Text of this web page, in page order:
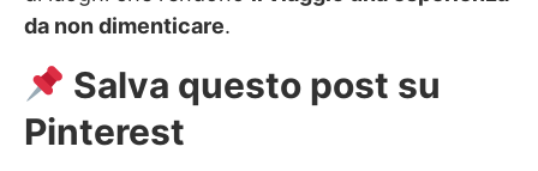
da non dimenticare.
Salva questo post su
Pinterest